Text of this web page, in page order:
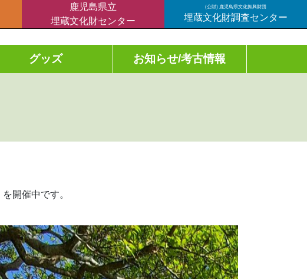
鹿児島県立
埋蔵文化財センター
(公財) 鹿児島県文化振興財団
埋蔵文化財調査センター
グッズ お知らせ/考古情報
開催中です。